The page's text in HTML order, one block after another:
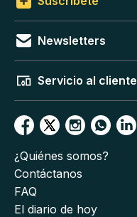
Newsletters
Servicio al cliente
¿Quiénes somos?
Contáctanos
FAQ
El diario de hoy